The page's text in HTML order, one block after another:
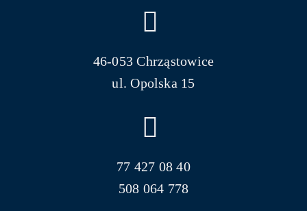
46-053 Chrząstowice
ul. Opolska 15
77 427 08 40
508 064 778